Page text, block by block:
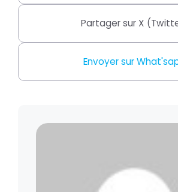
Partager sur X
Envoyer sur